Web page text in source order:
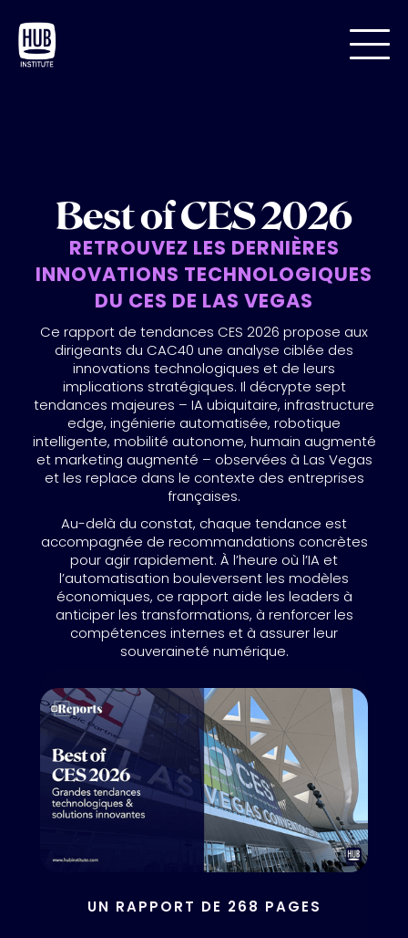
Best of CES 2026
RETROUVEZ LES DERNIÈRES
INNOVATIONS TECHNOLOGIQUES
DU CES DE LAS VEGAS
Ce rapport de tendances CES 2026 propose aux
dirigeants du CAC40 une analyse ciblée des
innovations technologiques et de leurs
implications stratégiques. Il décrypte sept
tendances majeures – IA ubiquitaire, infrastructure
edge, ingénierie automatisée, robotique
intelligente, mobilité autonome, humain augmenté
et marketing augmenté – observées à Las Vegas
et les replace dans le contexte des entreprises
françaises.
Au-delà du constat, chaque tendance est
accompagnée de recommandations concrètes
pour agir rapidement. À l’heure où l’IA et
l’automatisation bouleversent les modèles
économiques, ce rapport aide les leaders à
anticiper les transformations, à renforcer les
compétences internes et à assurer leur
souveraineté numérique.
UN RAPPORT DE 268 PAGES